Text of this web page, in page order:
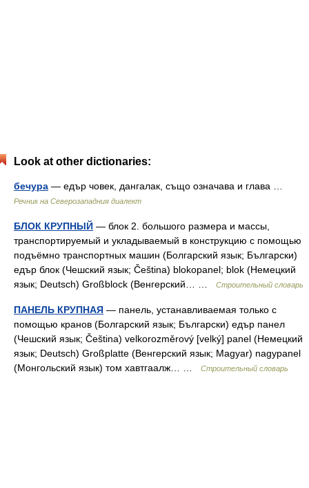
Look at other dictionaries:
бечура — едър човек, дангалак, също означава и глава …
Речник на Северозападния диалект
БЛОК КРУПНЫЙ — блок 2. большого размера и массы,
транспортируемый и укладываемый в конструкцию с помощью
подъёмно транспортных машин (Болгарский язык; Български)
едър блок (Чешский язык; Čeština) blokopanel; blok (Немецкий
язык; Deutsch) Großblock (Венгерский… …
Строительный словарь
ПАНЕЛЬ КРУПНАЯ — панель, устанавливаемая только с
помощью кранов (Болгарский язык; Български) едър панел
(Чешский язык; Čeština) velkorozměrový [velký] panel (Немецкий
язык; Deutsch) Großplatte (Венгерский язык; Magyar) nagypanel
(Монгольский язык) том хавтгаалж… …
Строительный словарь